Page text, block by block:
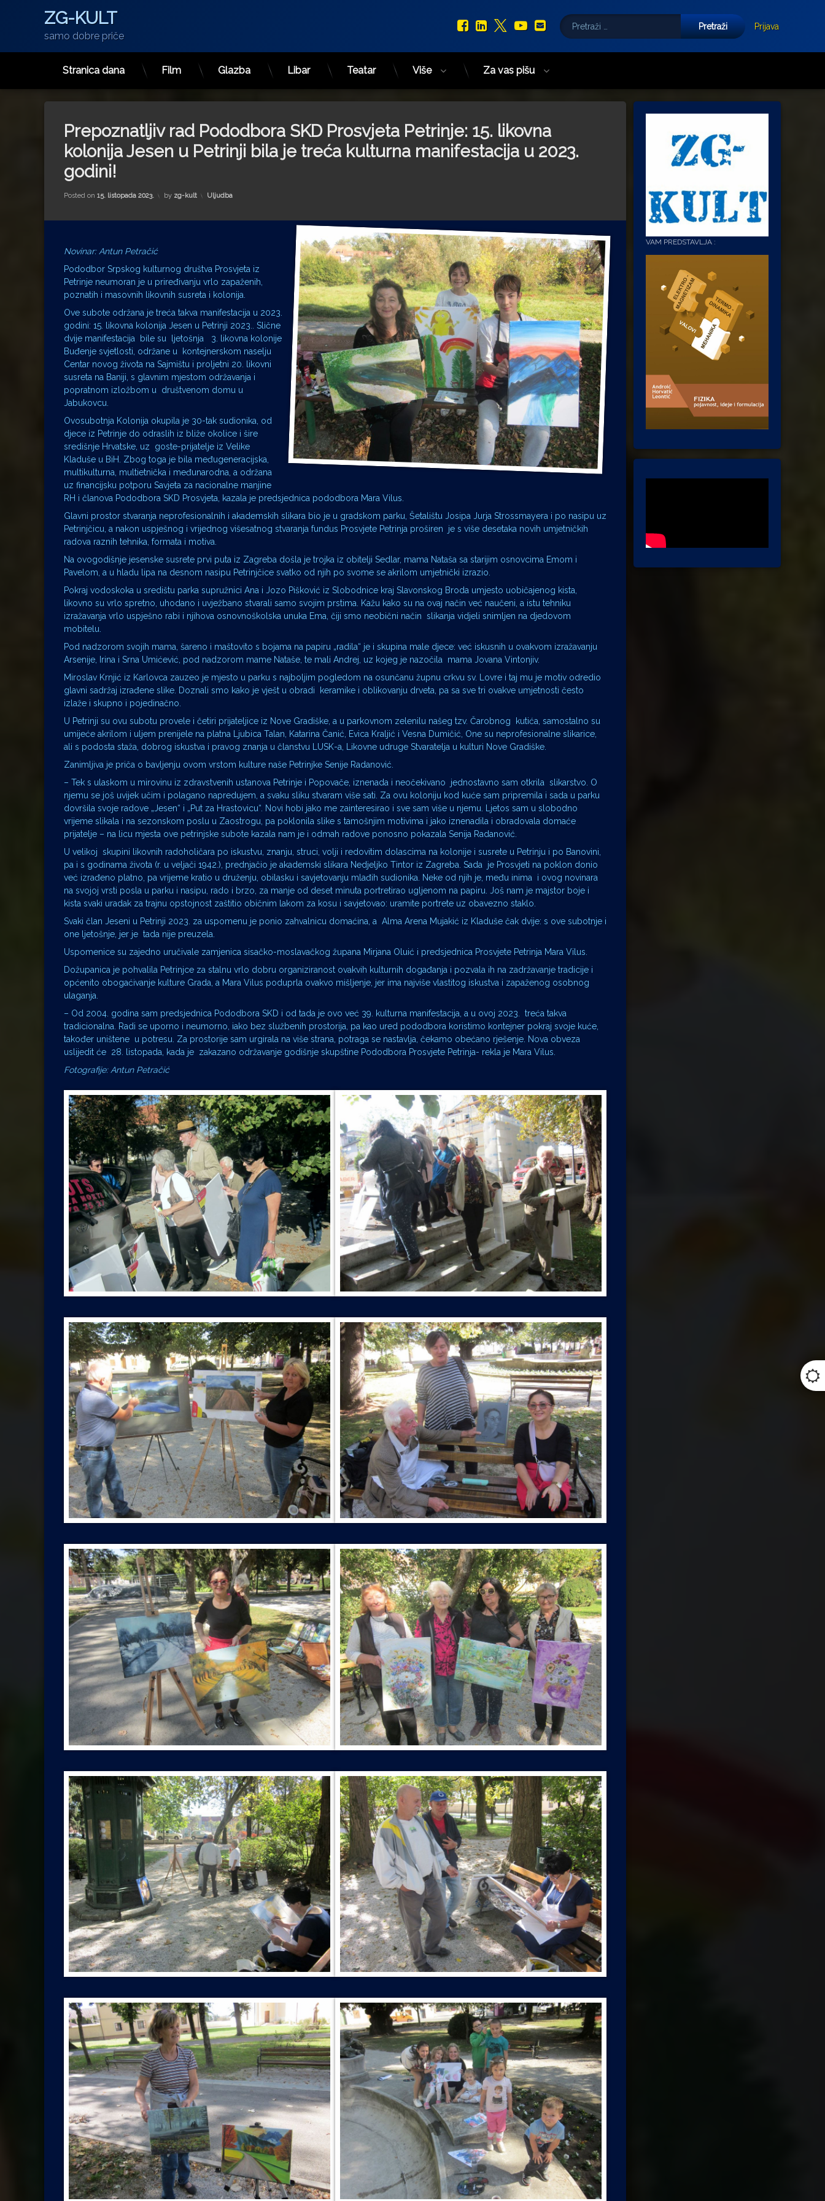
Preskoči
ZG-KULT
samo dobre priče
Facebook
LinkedIn
X.com
YouTube
E-mail
Pretraži:
Prijava
Stranica dana Film Glazba Libar Teatar Više Za vas pišu
Prepoznatljiv rad Pododbora SKD Prosvjeta Petrinje: 15. likovna
kolonija Jesen u Petrinji bila je treća kulturna manifestacija u 2023.
godini!
Posted on 15. listopada 2023. by zg-kult Kategorije:
Uljudba
Novinar: Antun Petračić
Pododbor Srpskog kulturnog društva Prosvjeta iz
Petrinje neumoran je u priređivanju vrlo zapaženih,
poznatih i masovnih likovnih susreta i kolonija.
Ove subote održana je treća takva manifestacija u 2023.
godini: 15. likovna kolonija Jesen u Petrinji 2023.. Slične
dvije manifestacija bile su ljetošnja 3. likovna kolonije
Buđenje svjetlosti, održane u kontejnerskom naselju
Centar novog života na Sajmištu i proljetni 20. likovni
susreta na Baniji, s glavnim mjestom održavanja i
popratnom izložbom u društvenom domu u
Jabukovcu.
Ovosubotnja Kolonija okupila je 30-tak sudionika, od
djece iz Petrinje do odraslih iz bliže okolice i šire
središnje Hrvatske, uz goste-prijatelje iz Velike
Kladuše u BiH. Zbog toga je bila međugeneracijska,
multikulturna, multietnička i međunarodna, a održana
uz financijsku potporu Savjeta za nacionalne manjine
RH i članova Pododbora SKD Prosvjeta, kazala je predsjednica pododbora Mara Vilus.
Glavni prostor stvaranja neprofesionalnih i akademskih slikara bio je u gradskom parku, Šetalištu Josipa Jurja Strossmayera i po nasipu uz
Petrinjčicu, a nakon uspješnog i vrijednog višesatnog stvaranja fundus Prosvjete Petrinja proširen je s više desetaka novih umjetničkih
radova raznih tehnika, formata i motiva.
Na ovogodišnje jesenske susrete prvi puta iz Zagreba došla je trojka iz obitelji Sedlar, mama Nataša sa starijim osnovcima Emom i
Pavelom, a u hladu lipa na desnom nasipu Petrinjčice svatko od njih po svome se akrilom umjetnički izrazio.
Pokraj vodoskoka u središtu parka supružnici Ana i Jozo Pišković iz Slobodnice kraj Slavonskog Broda umjesto uobičajenog kista,
likovno su vrlo spretno, uhodano i uvježbano stvarali samo svojim prstima. Kažu kako su na ovaj način već naučeni, a istu tehniku
izražavanja vrlo uspješno rabi i njihova osnovnoškolska unuka Ema, čiji smo neobični način slikanja vidjeli snimljen na djedovom
mobitelu.
Pod nadzorom svojih mama, šareno i maštovito s bojama na papiru „radila“ je i skupina male djece: već iskusnih u ovakvom izražavanju
Arsenije, Irina i Srna Umićević, pod nadzorom mame Nataše, te mali Andrej, uz kojeg je nazočila mama Jovana Vintonjiv.
Miroslav Krnjić iz Karlovca zauzeo je mjesto u parku s najboljim pogledom na osunčanu župnu crkvu sv. Lovre i taj mu je motiv odredio
glavni sadržaj izrađene slike. Doznali smo kako je vješt u obradi keramike i oblikovanju drveta, pa sa sve tri ovakve umjetnosti često
izlaže i skupno i pojedinačno.
U Petrinji su ovu subotu provele i četiri prijateljice iz Nove Gradiške, a u parkovnom zelenilu našeg tzv. Čarobnog kutića, samostalno su
umijeće akrilom i uljem prenijele na platna Ljubica Talan, Katarina Čanić, Evica Kraljić i Vesna Dumičić, One su neprofesionalne slikarice,
ali s podosta staža, dobrog iskustva i pravog znanja u članstvu LUSK-a, Likovne udruge Stvaratelja u kulturi Nove Gradiške.
Zanimljiva je priča o bavljenju ovom vrstom kulture naše Petrinjke Senije Radanović.
– Tek s ulaskom u mirovinu iz zdravstvenih ustanova Petrinje i Popovače, iznenada i neočekivano jednostavno sam otkrila slikarstvo. O
njemu se još uvijek učim i polagano napredujem, a svaku sliku stvaram više sati. Za ovu koloniju kod kuće sam pripremila i sada u parku
dovršila svoje radove „Jesen“ i „Put za Hrastovicu“. Novi hobi jako me zainteresirao i sve sam više u njemu. Ljetos sam u slobodno
vrijeme slikala i na sezonskom poslu u Zaostrogu, pa poklonila slike s tamošnjim motivima i jako iznenadila i obradovala domaće
prijatelje – na licu mjesta ove petrinjske subote kazala nam je i odmah radove ponosno pokazala Senija Radanović.
U velikoj skupini likovnih radoholičara po iskustvu, znanju, struci, volji i redovitim dolascima na kolonije i susrete u Petrinju i po Banovini,
pa i s godinama života (r. u veljači 1942.), prednjačio je akademski slikara Nedjeljko Tintor iz Zagreba. Sada je Prosvjeti na poklon donio
već izrađeno platno, pa vrijeme kratio u druženju, obilasku i savjetovanju mlađih sudionika. Neke od njih je, među inima i ovog novinara
na svojoj vrsti posla u parku i nasipu, rado i brzo, za manje od deset minuta portretirao ugljenom na papiru. Još nam je majstor boje i
kista svaki uradak za trajnu opstojnost zaštitio običnim lakom za kosu i savjetovao: uramite portrete uz obavezno staklo.
Svaki član Jeseni u Petrinji 2023. za uspomenu je ponio zahvalnicu domaćina, a Alma Arena Mujakić iz Kladuše čak dvije: s ove subotnje i
one ljetošnje, jer je tada nije preuzela.
Uspomenice su zajedno uručivale zamjenica sisačko-moslavačkog župana Mirjana Oluić i predsjednica Prosvjete Petrinja Mara Vilus.
Dožupanica je pohvalila Petrinjce za stalnu vrlo dobru organiziranost ovakvih kulturnih događanja i pozvala ih na zadržavanje tradicije i
općenito obogaćivanje kulture Grada, a Mara Vilus poduprla ovakvo mišljenje, jer ima najviše vlastitog iskustva i zapaženog osobnog
ulaganja.
– Od 2004. godina sam predsjednica Pododbora SKD i od tada je ovo već 39. kulturna manifestacija, a u ovoj 2023. treća takva
tradicionalna. Radi se uporno i neumorno, iako bez službenih prostorija, pa kao ured pododbora koristimo kontejner pokraj svoje kuće,
također uništene u potresu. Za prostorije sam urgirala na više strana, potraga se nastavlja, čekamo obećano rješenje. Nova obveza
uslijedit će 28. listopada, kada je zakazano održavanje godišnje skupštine Pododbora Prosvjete Petrinja- rekla je Mara Vilus.
Fotografije: Antun Petračić
VAM PREDSTAVLJA :